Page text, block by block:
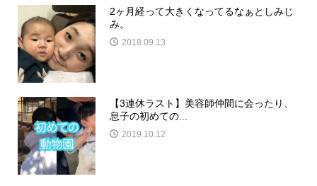
2ヶ月経って大きくなってるなぁとしみじ
み。
2018.09.13
【3連休ラスト】美容師仲間に会ったり、
息子の初めての...
2019.10.12